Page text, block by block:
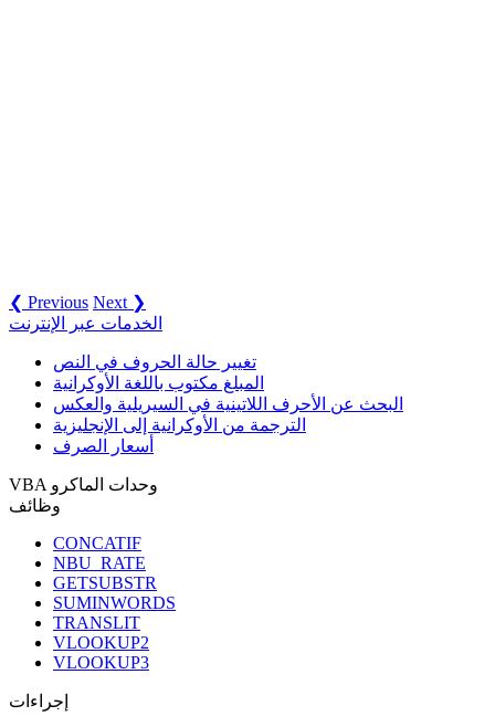
❮ Previous Next ❯
الخدمات عبر الإنترنت
تغيير حالة الحروف في النص
المبلغ مكتوب باللغة الأوكرانية
البحث عن الأحرف اللاتينية في السيريلية والعكس
الترجمة من الأوكرانية إلى الإنجليزية
أسعار الصرف
VBA وحدات الماكرو
وظائف
CONCATIF
NBU_RATE
GETSUBSTR
SUMINWORDS
TRANSLIT
VLOOKUP2
VLOOKUP3
إجراءات